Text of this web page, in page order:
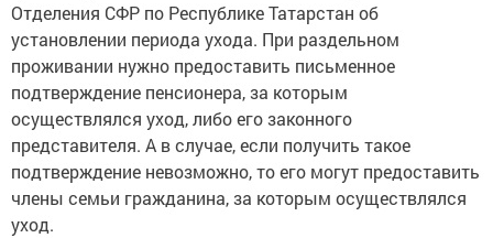
Отделения СФР по Республике Татарстан об
установлении периода ухода. При раздельном
проживании нужно предоставить письменное
подтверждение пенсионера, за которым
осуществлялся уход, либо его законного
представителя. А в случае, если получить такое
подтверждение невозможно, то его могут предоставить
члены семьи гражданина, за которым осуществлялся
уход.